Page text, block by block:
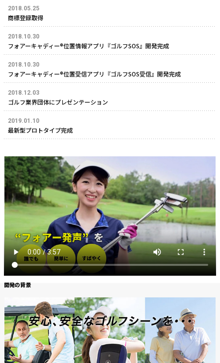
2018.05.25
商標登録取得
2018.10.30
フォアーキャディー®位置情報アプリ『ゴルフSOS』開発完成
2018.10.30
フォアーキャディー®位置受信アプリ『ゴルフSOS受信』開発完成
2018.12.03
ゴルフ業界団体にプレゼンテーション
2019.01.10
最新型プロトタイプ完成
開発の背景